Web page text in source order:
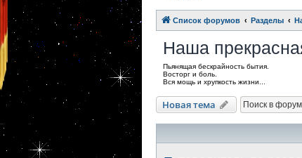
Список форумов Разделы
Наша
Пьянящая бескрайность бытия.
Восторг и боль.
Вся мощь и хрупкость жизни...
Новая тема